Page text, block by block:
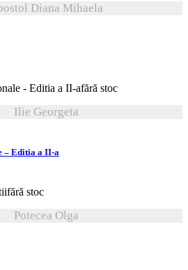
Diana Mihaela
fără stoc
Ilie Georgeta
– Editia a II-a
fără stoc
Potecea Olga